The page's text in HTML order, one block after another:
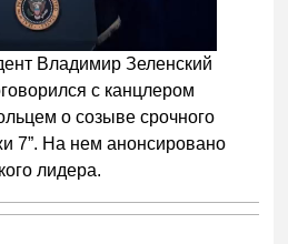
Владимир Зеленский
с канцлером
о созыве срочного
7”. На нем анонсировано
лидера.